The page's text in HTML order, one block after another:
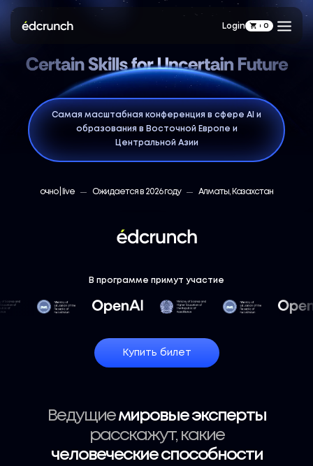
Login 0
Самая масштабная конференция в сфере AI и
образования в Восточной Европе и
Центральной Азии
очно | live Ожидается в 2026 году Алматы, Казахстан
Купить билет
В программе примут участие
Ведущиемировые эксперты
расскажут, какие
человеческие способности